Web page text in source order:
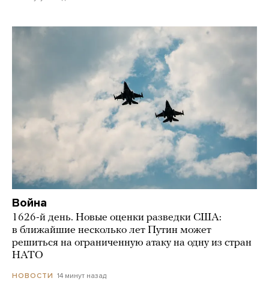
Война
1626-й день. Новые оценки разведки США:
в ближайшие несколько лет Путин может
решиться на ограниченную атаку на одну из стран
НАТО
НОВОСТИ 14 минут назад